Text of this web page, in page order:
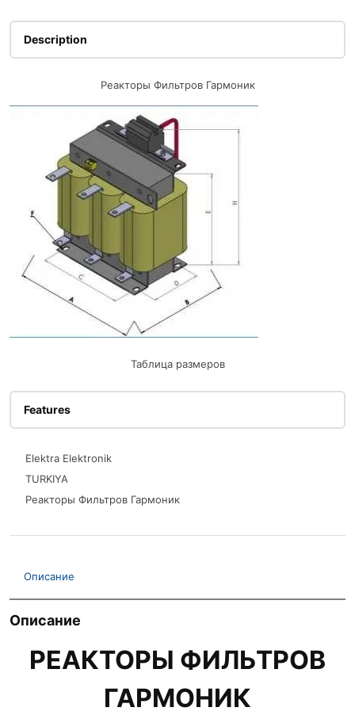
Description
Реакторы Фильтров Гармоник
Таблица размеров
Features
Elektra Elektronik
TURKIYA
Реакторы Фильтров Гармоник
Описание
Описание
РЕАКТОРЫ ФИЛЬТРОВ
ГАРМОНИК